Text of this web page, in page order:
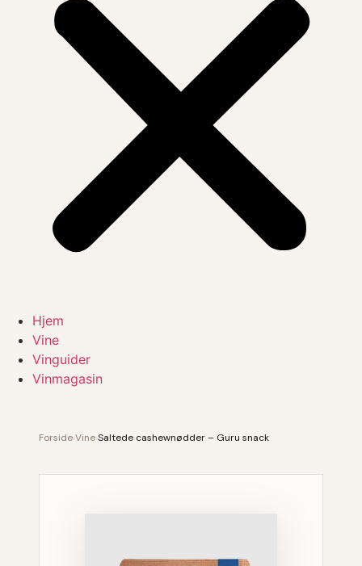
Hjem
Vine
Vinguider
Vinmagasin
ForsideVineSaltede cashewnødder – Guru snack